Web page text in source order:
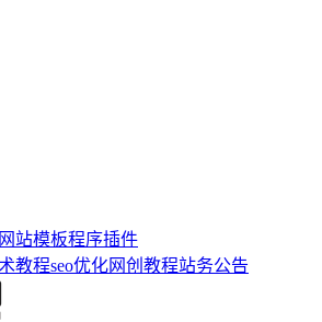
网站模板程序插件
教程seo优化网创教程站务公告